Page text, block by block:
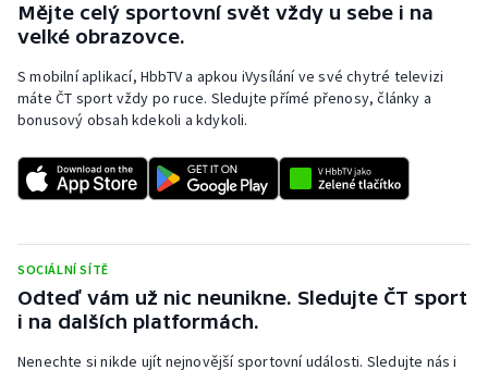
Rychlostní kanoistika
Short track
Stolní tenis
Triatlon
Veslování
Mějte celý sportovní svět vždy u sebe i na
velké obrazovce.
S mobilní aplikací, HbbTV a apkou iVysílání ve své chytré televizi
máte ČT sport vždy po ruce. Sledujte přímé přenosy, články a
bonusový obsah kdekoli a kdykoli.
SOCIÁLNÍ SÍTĚ
Odteď vám už nic neunikne. Sledujte ČT sport
i na dalších platformách.
Nenechte si nikde ujít nejnovější sportovní události. Sledujte nás i